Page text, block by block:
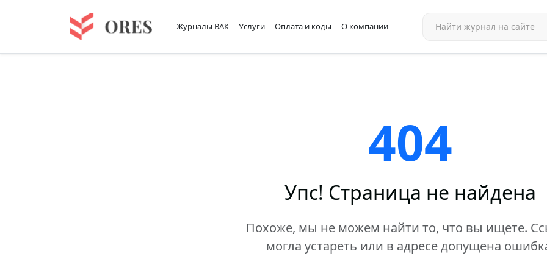
Журналы ВАК Услуги Оплата и коды О компании
404
Упс! Страница не найдена
Похоже, мы не можем найти то, что вы ищете.
могла устареть или в адресе допущена